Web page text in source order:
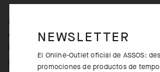
Se trata de una gorra de ciclismo
detalles prémium: la combinación
innovación.
Aprende más
NEWSLETTER
El Online-Outlet oficial de ASSOS:
promociones de productos de